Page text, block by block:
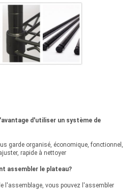
d'utiliser un système de
garde organisé, économique, fonctionnel,
rapide à nettoyer
assembler le plateau?
l'assemblage, vous pouvez l'assembler